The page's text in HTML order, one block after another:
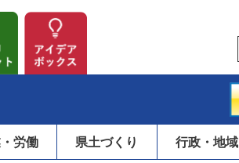
労働 県土づくり 行政・地域